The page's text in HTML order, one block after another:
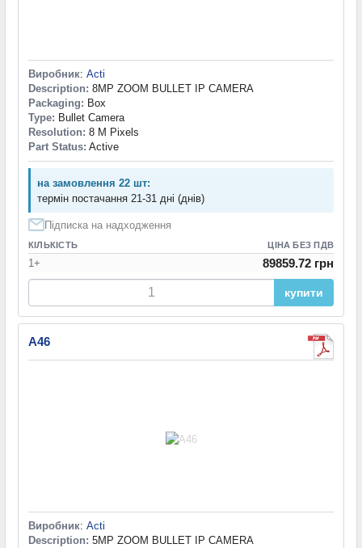
Виробник: Acti
Description: 8MP ZOOM BULLET IP CAMERA
Packaging: Box
Type: Bullet Camera
Resolution: 8 M Pixels
Part Status: Active
на замовлення 22 шт:
термін постачання 21-31 дні (днів)
Підписка на надходження
КІЛЬКІСТЬ ЦІНА БЕЗ ПДВ
1+ 89859.72 грн
купити
A46
Виробник: Acti
Description: 5MP ZOOM BULLET IP CAMERA